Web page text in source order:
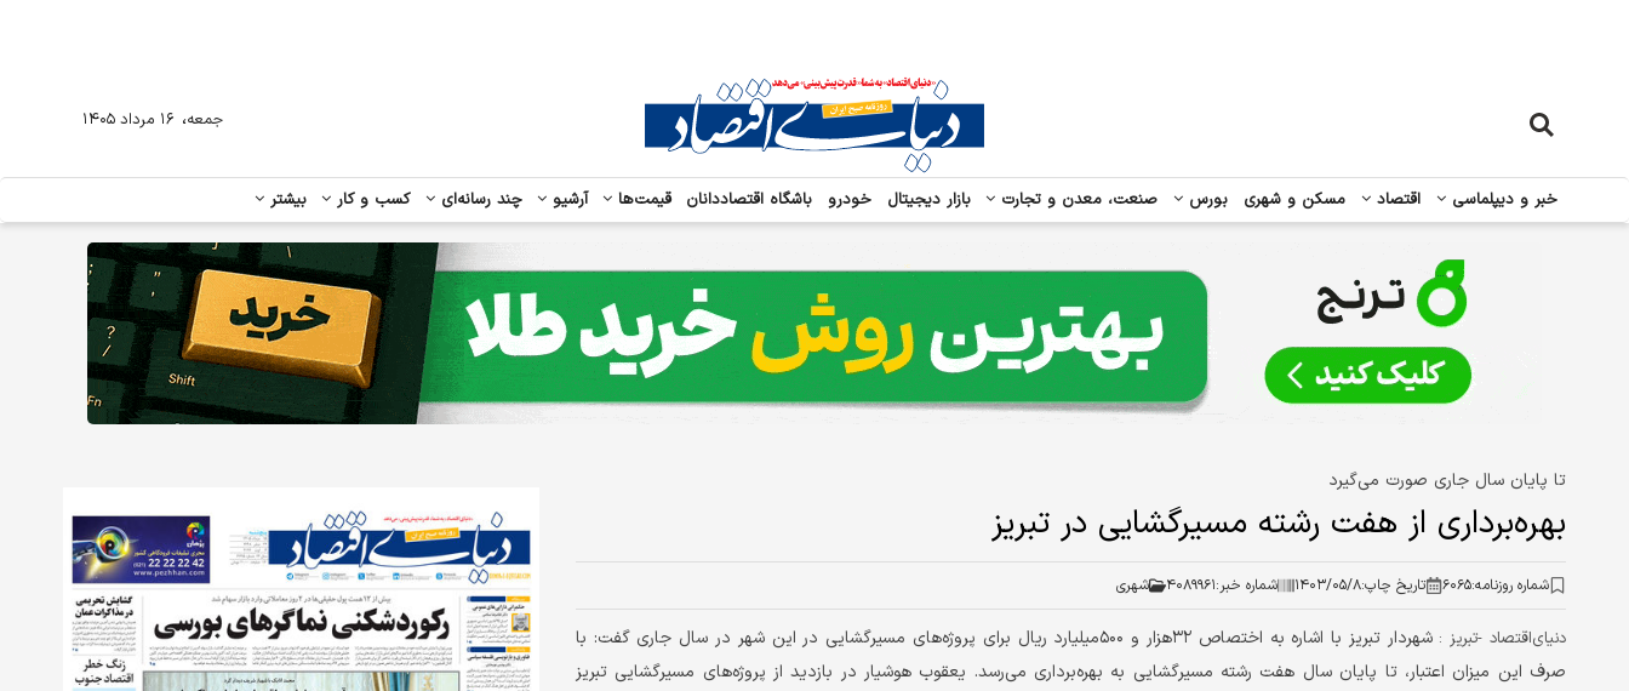
خبر و دیپلماسی اقتصاد مسکن و شهری بورس صنعت، معدن و تجارت بازار دیجیتال خودرو باشگاه اقتصاددانان قیمت‌ها آرشیو چند رسانه‌ای کسب و کار بیشتر
جمعه، ۱۶ مرداد ۱۴۰۵
تا پایان سال جاری صورت می‌گیرد
بهره‌برداری از هفت رشته مسیرگشایی در تبریز
شماره روزنامه:۶۰۶۵ تاریخ چاپ:۱۴۰۳/۰۵/۸ شماره خبر:۴۰۸۹۹۶۱ شهری
دنیای‌اقتصاد -تبریز :
شهردار تبریز با اشاره به اختصاص ۳۲هزار و ۵۰۰میلیارد ریال برای پروژه‌های مسیرگشایی در این شهر در سال جاری گفت: با
صرف این میزان اعتبار، تا پایان سال هفت رشته مسیرگشایی به بهره‌برداری می‌رسد. یعقوب هوشیار در بازدید از پروژه‌های مسیرگشایی تبریز